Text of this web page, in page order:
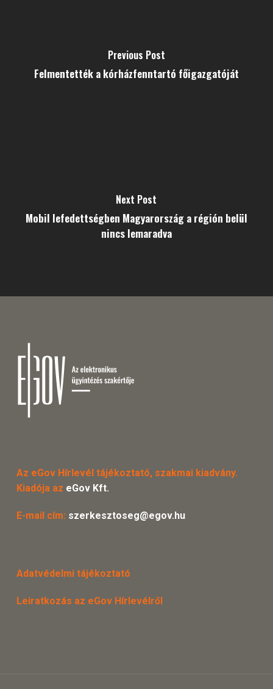
Previous Post
Felmentették a kórházfenntartó főigazgatóját
Next Post
Mobil lefedettségben Magyarország a régión belül
nincs lemaradva
Az eGov Hírlevél tájékoztató, szakmai kiadvány.
Kiadója az eGov Kft.
E-mail cím: szerkesztoseg@egov.hu
Adatvédelmi tájékoztató
Leiratkozás az eGov Hírlevélről